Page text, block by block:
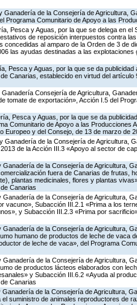
de la Consejería de Agricultura,
Comunitario de Apoyo a las
Pesca y Aguas, por la que se delega en el
de reposición interpuestos contra
al amparo de la Orden de 3 de
las ayudas destinadas a las
Pesca y Aguas, por la que se da publicidad
Canarias, establecido en virtud del artículo
Consejería de Agricultura,
tomate de exportación», Acción I.5 del
Pesca y Aguas, por la que se da
Comunitario de Apoyo a las Producciones
Europeo y del Consejo, de 13 de marzo de
Ganadería de la Consejería de Agricultura,
de la Acción III.3 «Apoyo al sector de
de la Consejería de Agricultura,
fuera de Canarias de frutas,
plantas medicinales, flores y plantas
Canarias
de la Consejería de Agricultura,
vacuno», Subacción III.2.1 «Prima a los
y Subacción III.2.3 «Prima por
de la Consejería de Agricultura,
humano de productos de leche de vaca
de leche de vaca», del Programa
de la Consejería de Agricultura,
de productos lácteos elaborados con
y Subacción III.6.2 «Ayuda al
Canarias
de la Consejería de Agricultura,
suministro de animales reproductores de